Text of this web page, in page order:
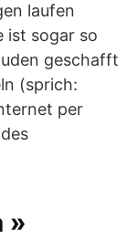
laufen
ist sogar so
geschafft
(sprich:
per
»